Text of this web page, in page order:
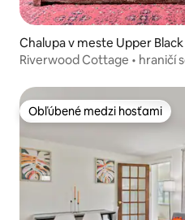
Chalupa v meste Upper
Riverwood Cottage • hraničí
Obľúbené medzi hosťami
Obľúbené medzi hosťami